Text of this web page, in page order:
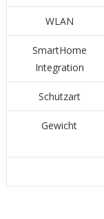
WLAN
SmartHome
Integration
Schutzart
Gewicht